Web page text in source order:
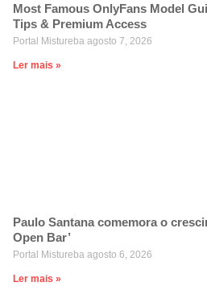
Most Famous OnlyFans Model
Tips & Premium Access
Portal Mistureba agosto 7, 2026
Ler mais »
Paulo Santana comemora o
Open Bar’
Portal Mistureba agosto 6, 2026
Ler mais »